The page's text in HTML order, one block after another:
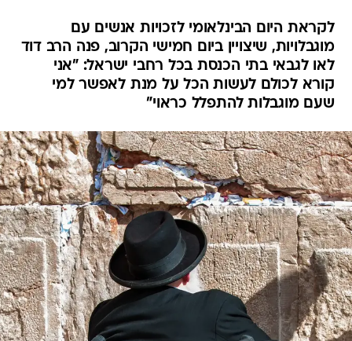
לקראת היום הבינלאומי לזכויות אנשים עם
מוגבלויות, שיצויין ביום חמישי הקרוב, פנה הרב דוד
לאו לגבאי בתי הכנסת בכל רחבי ישראל: "אני
קורא לכולם לעשות הכל על מנת לאפשר למי
שעם מוגבלות להתפלל כראוי"